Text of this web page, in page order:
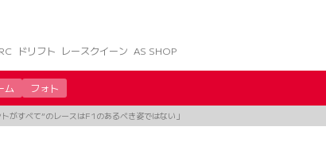
ドリフト レースクイーン AS SHOP
ム フォト
がすべて”のレースはF1のあるべき姿ではない」